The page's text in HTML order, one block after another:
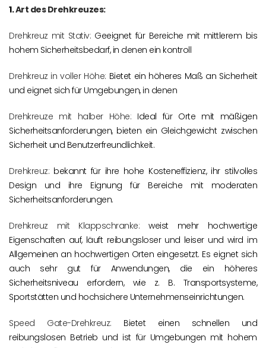
1.Art des Drehkreuzes:
Drehkreuz mit Stativ: Geeignet für Bereiche mit mittlerem bis
hohem Sicherheitsbedarf, in denen ein kontroll
Drehkreuz in voller Höhe: Bietet ein höheres Maß an Sicherheit
und eignet sich für Umgebungen, in denen
Drehkreuze mit halber Höhe: Ideal für Orte mit mäßigen
Sicherheitsanforderungen, bieten ein Gleichgewicht zwischen
Sicherheit und Benutzerfreundlichkeit.
Drehkreuz: bekannt für ihre hohe Kosteneffizienz, ihr stilvolles
Design und ihre Eignung für Bereiche mit moderaten
Sicherheitsanforderungen.
Drehkreuz mit Klappschranke: weist mehr hochwertige
Eigenschaften auf, läuft reibungsloser und leiser und wird im
Allgemeinen an hochwertigen Orten eingesetzt. Es eignet sich
auch sehr gut für Anwendungen, die ein höheres
Sicherheitsniveau erfordern, wie z. B. Transportsysteme,
Sportstätten und hochsichere Unternehmenseinrichtungen.
Speed Gate-Drehkreuz: Bietet einen schnellen und
reibungslosen Betrieb und ist für Umgebungen mit hohem